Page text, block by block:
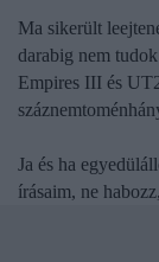
Ma sikerült
darabig nem
Empires III és
Ja és ha
írásaim, ne